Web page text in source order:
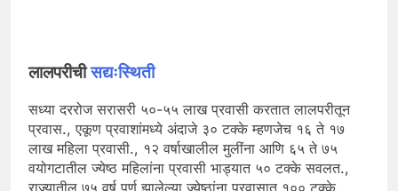
लालपरीचीसद्यःस्थिती
सध्या दररोज सरासरी ५०-५५ लाख प्रवासी करतात लालपरीतून
प्रवास., एकूण प्रवाशांमध्ये अंदाजे ३० टक्के म्हणजेच १६ ते १७
लाख महिला प्रवासी., १२ वर्षाखालील मुलींना आणि ६५ ते ७५
वयोगटातील ज्येष्ठ महिलांना प्रवासी भाड्यात ५० टक्के सवलत.,
राज्यातील ७५ वर्ष पूर्ण झालेल्या ज्येष्ठांना प्रवासात १०० टक्के